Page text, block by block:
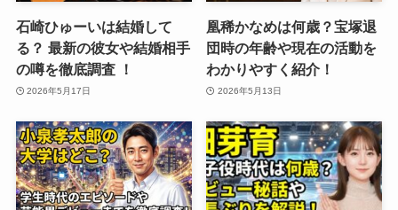
石崎ひゅーいは結婚して
る？ 最新の彼女や結婚相手
の噂を徹底調査 ！
2026年5月17日
凰稀かなめは何歳？宝塚退
団時の年齢や現在の活動を
わかりやすく紹介！
2026年5月13日